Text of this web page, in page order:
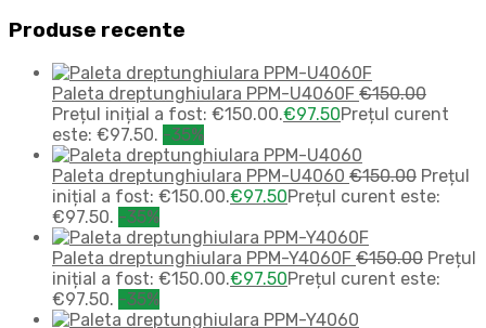
Produse recente
Paleta dreptunghiulara PPM-U4060F €150.00
Prețul inițial a fost: €150.00.€97.50Prețul curent
este: €97.50. -35%
Paleta dreptunghiulara PPM-U4060 €150.00 Prețul
inițial a fost: €150.00.€97.50Prețul curent este:
€97.50. -35%
Paleta dreptunghiulara PPM-Y4060F €150.00 Prețul
inițial a fost: €150.00.€97.50Prețul curent este:
€97.50. -35%